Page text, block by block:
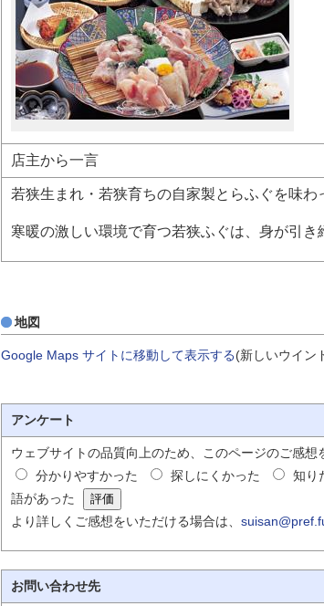
店主から一言
若狭生まれ・若狭育ちの自家製とらふぐを味わ
寒暖の激しい環境で育つ若狭ふぐは、身が引き
地図
Google Maps サイトに移動して表示する(新しいウイン
アンケート
ウェブサイトの品質向上のため、このページのご感想
分かりやすかった
探しにくかった 知り
語があった
より詳しくご感想をいただける場合は、
お問い合わせ先